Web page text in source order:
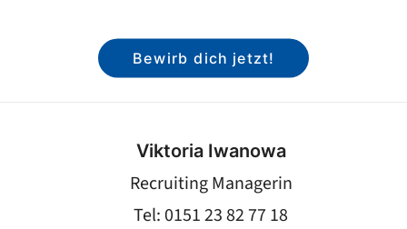
Bewirb dich jetzt!
Viktoria Iwanowa
Recruiting Managerin
Tel: 0151 23 82 77 18